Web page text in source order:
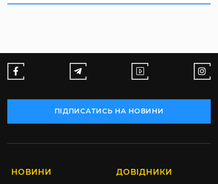
ПІДПИСАТИСЬ НА НОВИНИ
НОВИНИ ДОВІДНИКИ